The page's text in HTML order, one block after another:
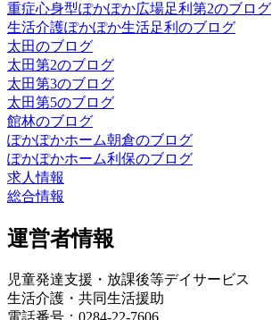
重症心身型ぽかぽか広場足利第2のブログ
生活介護ぽかぽか生活足利のブログ
太田のブログ
太田第2のブログ
太田第3のブログ
太田第5のブログ
館林のブログ
ぽかぽかホーム朝倉のブログ
ぽかぽかホーム利保のブログ
求人情報
総合情報
運営者情報
児童発達支援・放課後等デイサービス
生活介護・共同生活援助
電話番号：0284-22-7606